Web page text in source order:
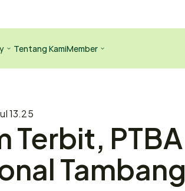
Tentang KamiMember
13.25
Terbit, PTBA
Tambang